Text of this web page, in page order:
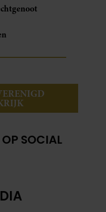
SOCIAL